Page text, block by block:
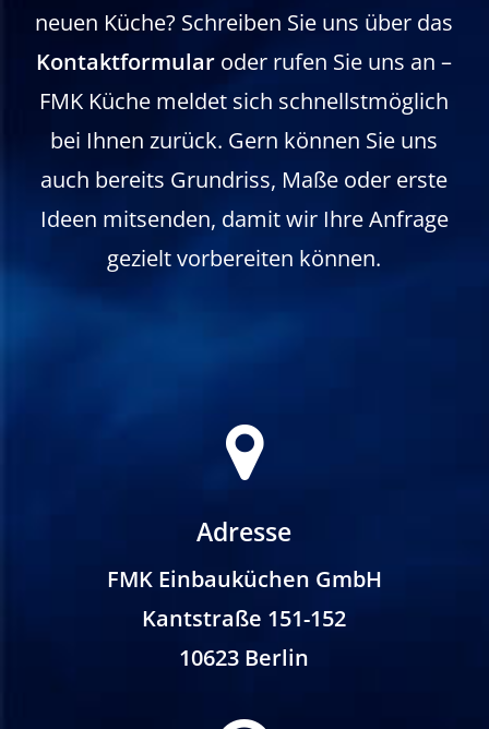
neuen Küche? Schreiben Sie uns über das
Kontaktformular oder rufen Sie uns an –
FMK Küche meldet sich schnellstmöglich
bei Ihnen zurück. Gern können Sie uns
auch bereits Grundriss, Maße oder erste
Ideen mitsenden, damit wir Ihre Anfrage
gezielt vorbereiten können.
Adresse
FMK Einbauküchen GmbH
Kantstraße 151-152
10623 Berlin